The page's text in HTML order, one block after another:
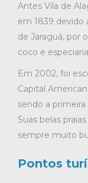
Antes Vila de
em 1839 devido
de Jaraguá, por
coco e
Em 2002, foi
Capital
sendo a
Suas belas
sempre muito
Pontos